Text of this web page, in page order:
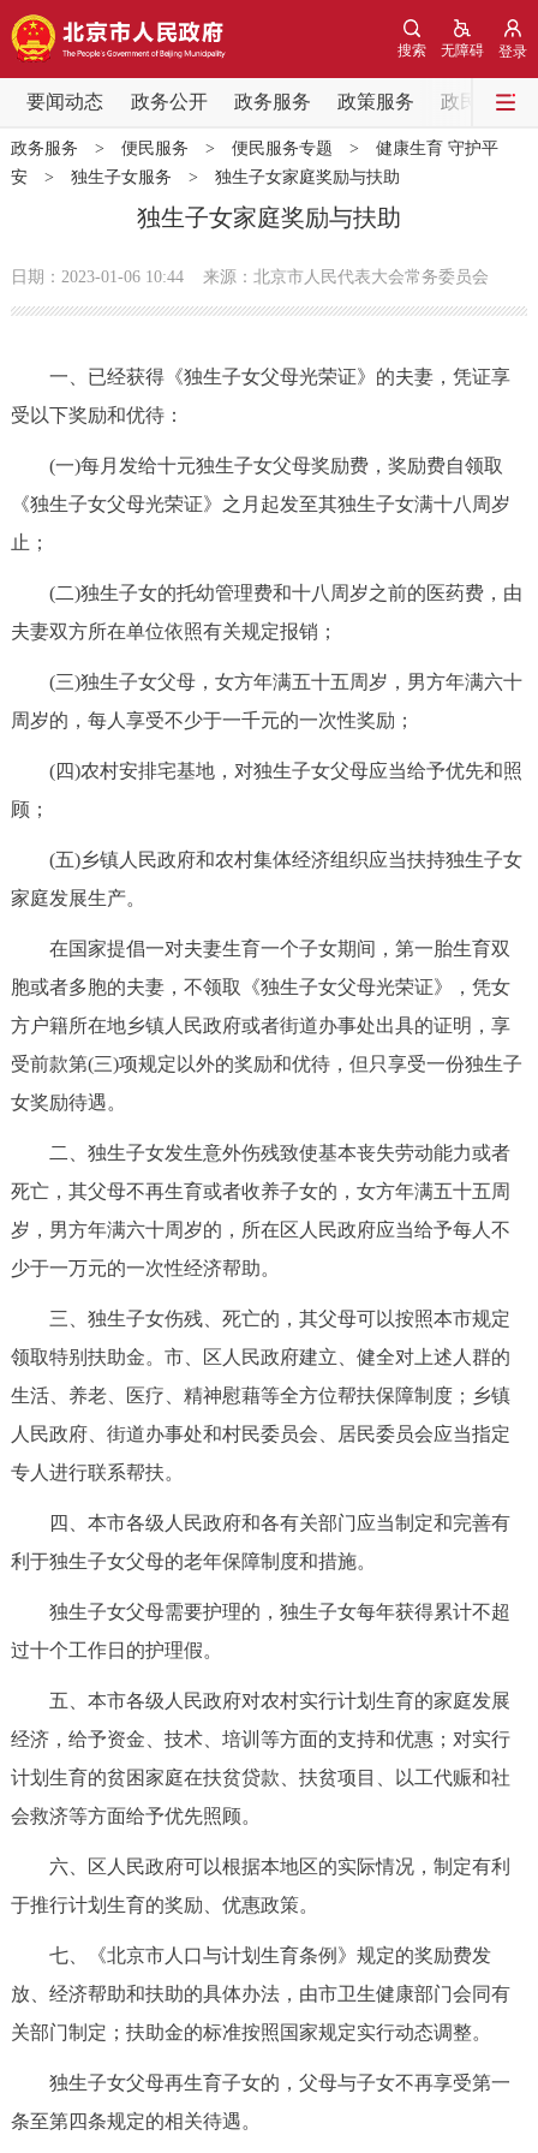
登录
无障碍
搜索
要闻动态 政务公开 政务服务 政策服务 政民互动
要闻动态
党中央精神 国务院信息 中央部委动态
会议信息
各区热点
市领导
政策兑现 政策解读 回应关切
政务服务
个人服务 法人服务 部门服务
便民服务 利企服务 投资项目
政民互动
12345网上接诉即办 我要咨询 我要建议
参与调查 在线访谈 图说互动
北京概况 十六区概览 人文北京
绿色北京 图说北京 视频北京
多语种
한국어
ESPAÑOL
ITALIANO
政务服务 > 便民服务 > 便民服务专题 > 健康生育 守护平
安> 独生子女服务 > 独生子女家庭奖励与扶助
独生子女家庭奖励与扶助
日期：2023-01-06 10:44 来源：北京市人民代表大会常务委员会
一、已经获得《独生子女父母光荣证》的夫妻，凭证享
受以下奖励和优待：
(一)每月发给十元独生子女父母奖励费，奖励费自领取
《独生子女父母光荣证》之月起发至其独生子女满十八周岁
止；
(二)独生子女的托幼管理费和十八周岁之前的医药费，由
夫妻双方所在单位依照有关规定报销；
(三)独生子女父母，女方年满五十五周岁，男方年满六十
周岁的，每人享受不少于一千元的一次性奖励；
(四)农村安排宅基地，对独生子女父母应当给予优先和照
顾；
(五)乡镇人民政府和农村集体经济组织应当扶持独生子女
家庭发展生产。
在国家提倡一对夫妻生育一个子女期间，第一胎生育双
胞或者多胞的夫妻，不领取《独生子女父母光荣证》，凭女
方户籍所在地乡镇人民政府或者街道办事处出具的证明，享
受前款第(三)项规定以外的奖励和优待，但只享受一份独生子
女奖励待遇。
二、独生子女发生意外伤残致使基本丧失劳动能力或者
死亡，其父母不再生育或者收养子女的，女方年满五十五周
岁，男方年满六十周岁的，所在区人民政府应当给予每人不
少于一万元的一次性经济帮助。
三、独生子女伤残、死亡的，其父母可以按照本市规定
领取特别扶助金。市、区人民政府建立、健全对上述人群的
生活、养老、医疗、精神慰藉等全方位帮扶保障制度；乡镇
人民政府、街道办事处和村民委员会、居民委员会应当指定
专人进行联系帮扶。
四、本市各级人民政府和各有关部门应当制定和完善有
利于独生子女父母的老年保障制度和措施。
独生子女父母需要护理的，独生子女每年获得累计不超
过十个工作日的护理假。
五、本市各级人民政府对农村实行计划生育的家庭发展
经济，给予资金、技术、培训等方面的支持和优惠；对实行
计划生育的贫困家庭在扶贫贷款、扶贫项目、以工代赈和社
会救济等方面给予优先照顾。
六、区人民政府可以根据本地区的实际情况，制定有利
于推行计划生育的奖励、优惠政策。
七、《北京市人口与计划生育条例》规定的奖励费发
放、经济帮助和扶助的具体办法，由市卫生健康部门会同有
关部门制定；扶助金的标准按照国家规定实行动态调整。
独生子女父母再生育子女的，父母与子女不再享受第一
条至第四条规定的相关待遇。